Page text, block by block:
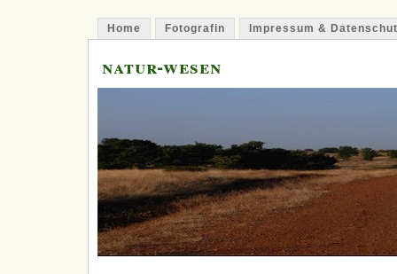
Home Fotografin Impressum &
natur-wesen